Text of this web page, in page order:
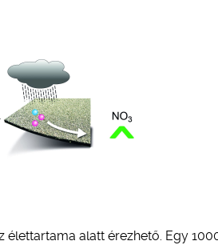
élettartama alatt érezhető. Egy